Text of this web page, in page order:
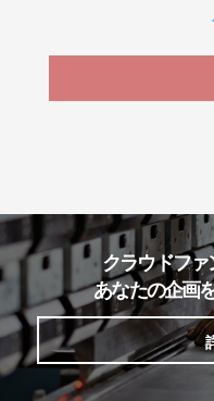
クラウドファ
あなたの企画